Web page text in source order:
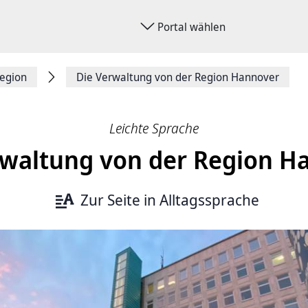
Portal wählen
Die Verwaltung von der Region Hannover
Leichte Sprache
von der Region
Zur Seite in Alltagssprache